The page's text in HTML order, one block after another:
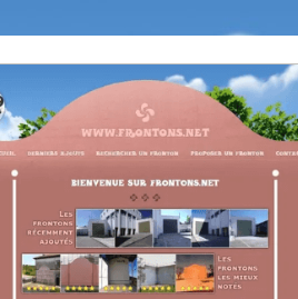
FRONTONS.NET
BUSCAR UN FRONTÓN